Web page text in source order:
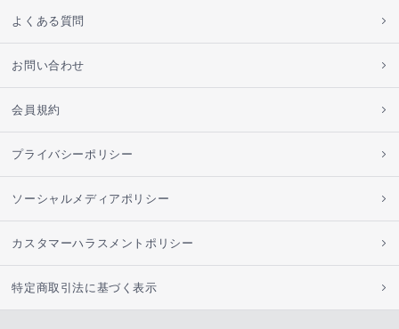
よくある質問
お問い合わせ
会員規約
プライバシーポリシー
ソーシャルメディアポリシー
カスタマーハラスメントポリシー
特定商取引法に基づく表示